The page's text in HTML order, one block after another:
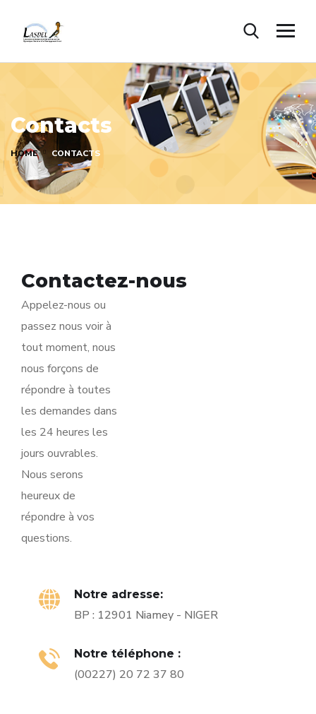
Contacts
HOME CONTACTS
Contactez-nous
Appelez-nous ou
passez nous voir à
tout moment, nous
nous forçons de
répondre à toutes
les demandes dans
les 24 heures les
jours ouvrables.
Nous serons
heureux de
répondre à vos
questions.
Notre adresse:
BP : 12901 Niamey - NIGER
Notre téléphone :
(00227) 20 72 37 80